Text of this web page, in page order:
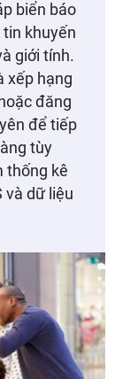
biển báo
khuyến
giới tính.
xếp hạng
đăng
để tiếp
tùy
thống kê
và dữ liệu